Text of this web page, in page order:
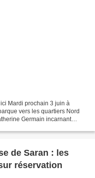
Mardi prochain 3 juin à
vers les quartiers Nord
Germain incarnant
de Saran : les
- Gratuit sur réservation